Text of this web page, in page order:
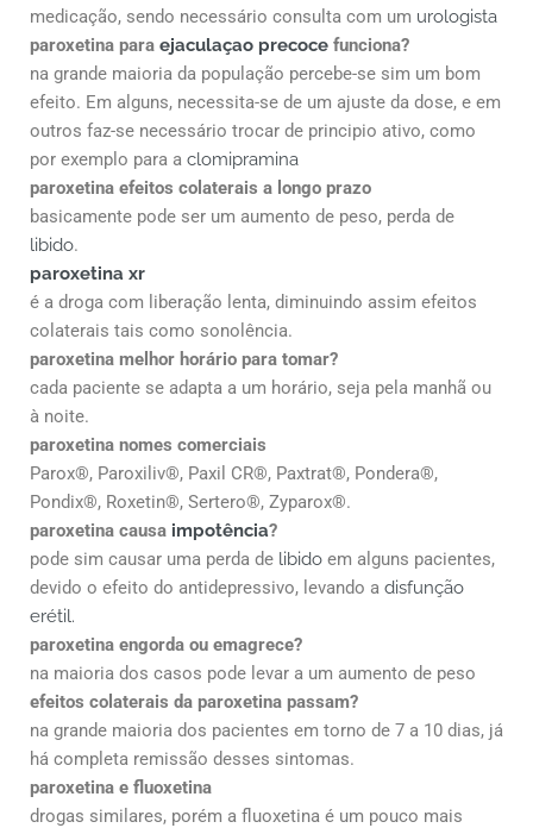
medicação, sendo necessário consulta com um urologista
paroxetina para ejaculaçao precoce funciona?
na grande maioria da população percebe-se sim um bom
efeito. Em alguns, necessita-se de um ajuste da dose, e em
outros faz-se necessário trocar de principio ativo, como
por exemplo para a clomipramina
paroxetina efeitos colaterais a longo prazo
basicamente pode ser um aumento de peso, perda de
libido.
paroxetina xr
é a droga com liberação lenta, diminuindo assim efeitos
colaterais tais como sonolência.
paroxetina melhor horário para tomar?
cada paciente se adapta a um horário, seja pela manhã ou
à noite.
paroxetina nomes comerciais
Parox®, Paroxiliv®, Paxil CR®, Paxtrat®, Pondera®,
Pondix®, Roxetin®, Sertero®, Zyparox®.
paroxetina causa impotência?
pode sim causar uma perda de libido em alguns pacientes,
devido o efeito do antidepressivo, levando a disfunção
erétil.
paroxetina engorda ou emagrece?
na maioria dos casos pode levar a um aumento de peso
efeitos colaterais da paroxetina passam?
na grande maioria dos pacientes em torno de 7 a 10 dias, já
há completa remissão desses sintomas.
paroxetina e fluoxetina
drogas similares, porém a fluoxetina é um pouco mais